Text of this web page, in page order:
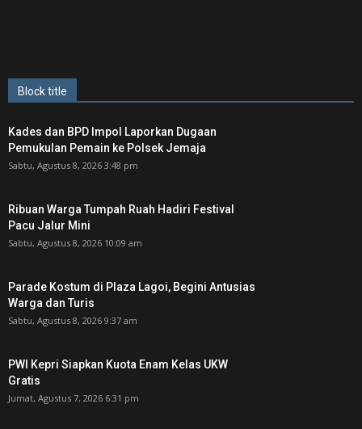
Block title
Kades dan BPD Impol Laporkan Dugaan
Pemukulan Pemain ke Polsek Jemaja
Sabtu, Agustus 8, 2026 3:48 pm
Ribuan Warga Tumpah Ruah Hadiri Festival
Pacu Jalur Mini
Sabtu, Agustus 8, 2026 10:09 am
Parade Kostum di Plaza Lagoi, Begini Antusias
Warga dan Turis
Sabtu, Agustus 8, 2026 9:37 am
PWI Kepri Siapkan Kuota Enam Kelas UKW
Gratis
Jumat, Agustus 7, 2026 6:31 pm